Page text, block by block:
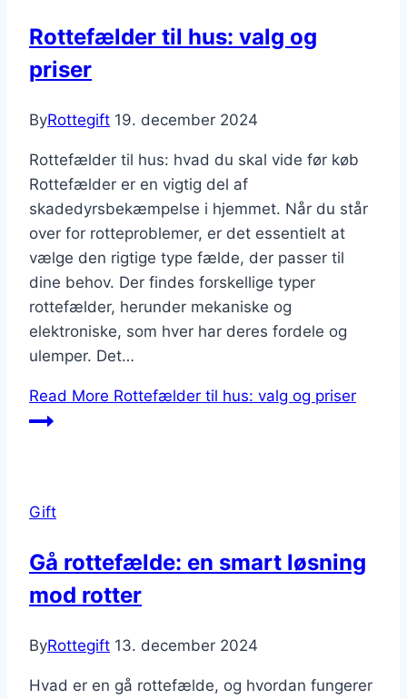
Rottefælder til hus: valg og
priser
ByRottegift 19. december 2024
Rottefælder til hus: hvad du skal vide før køb
Rottefælder er en vigtig del af
skadedyrsbekæmpelse i hjemmet. Når du står
over for rotteproblemer, er det essentielt at
vælge den rigtige type fælde, der passer til
dine behov. Der findes forskellige typer
rottefælder, herunder mekaniske og
elektroniske, som hver har deres fordele og
ulemper. Det…
Read More Rottefælder til hus: valg og priser
Gift
Gå rottefælde: en smart løsning
mod rotter
ByRottegift 13. december 2024
Hvad er en gå rottefælde, og hvordan fungerer